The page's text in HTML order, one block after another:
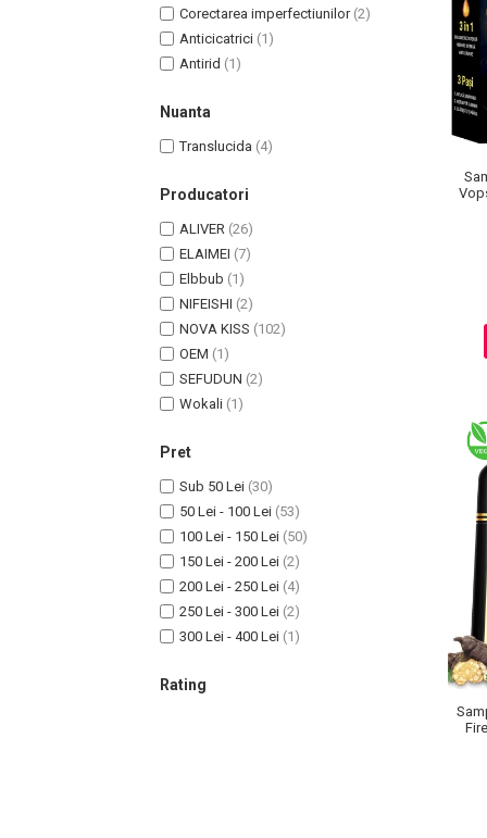
Par Uscat / Deteriorat
Corectarea imperfectiunilor (2)
Anticicatrici (1)
Antirid (1)
Nuanta
Translucida (4)
Producatori
ALIVER (26)
ELAIMEI (7)
Elbbub (1)
NIFEISHI (2)
NOVA KISS (102)
OEM (1)
SEFUDUN (2)
Wokali (1)
Pret
Sub 50 Lei (30)
50 Lei - 100 Lei (53)
100 Lei - 150 Lei (50)
150 Lei - 200 Lei (2)
200 Lei - 250 Lei (4)
250 Lei - 300 Lei (2)
300 Lei - 400 Lei (1)
Rating